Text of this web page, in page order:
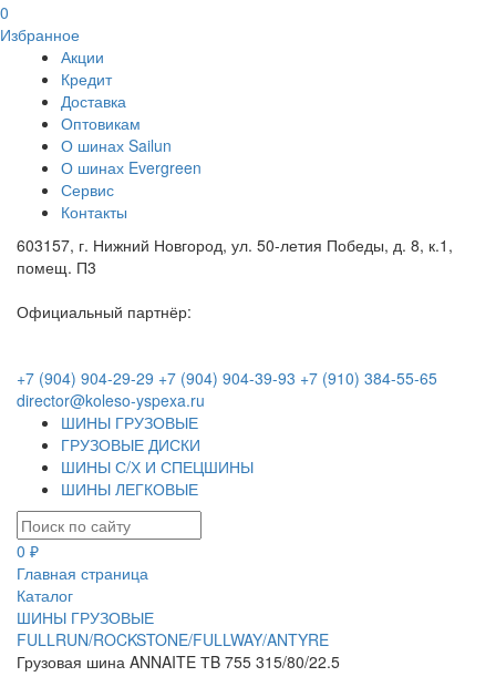
0
Избранное
Акции
Кредит
Доставка
Оптовикам
О шинах Sailun
О шинах Evergreen
Сервис
Контакты
603157, г. Нижний Новгород, ул. 50-летия Победы, д. 8, к.1,
помещ. П3
Официальный партнёр:
+7 (904) 904-29-29 +7 (904) 904-39-93 +7 (910) 384-55-65
director@koleso-yspexa.ru
ШИНЫ ГРУЗОВЫЕ
ГРУЗОВЫЕ ДИСКИ
ШИНЫ С/Х И СПЕЦШИНЫ
ШИНЫ ЛЕГКОВЫЕ
0 ₽
Главная страница
Каталог
ШИНЫ ГРУЗОВЫЕ
FULLRUN/ROCKSTONE/FULLWAY/ANTYRE
Грузовая шина ANNAITE ТB 755 315/80/22.5